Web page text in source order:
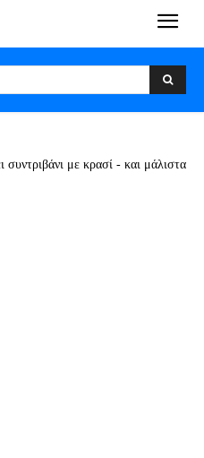
συντριβάνι με κρασί - και μάλιστα